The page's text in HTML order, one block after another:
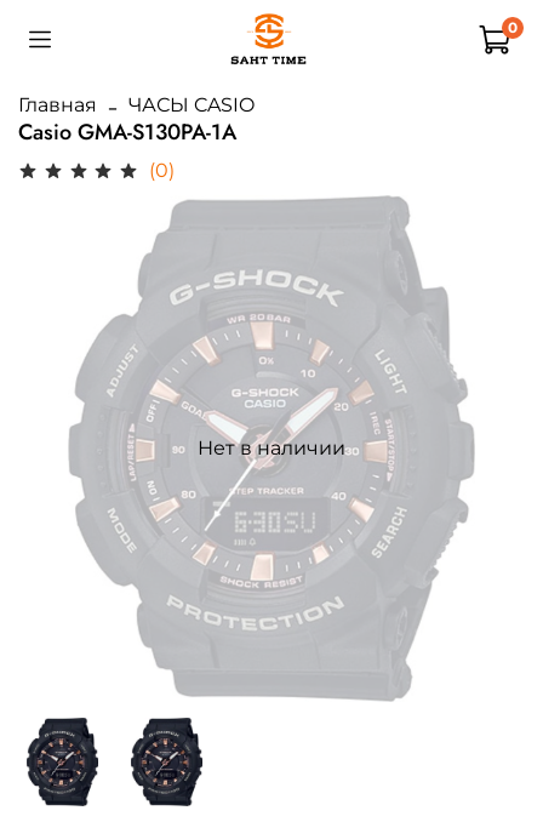
0
Главная ЧАСЫ CASIO
Casio GMA-S130PA-1A
(0)
Нет в наличии